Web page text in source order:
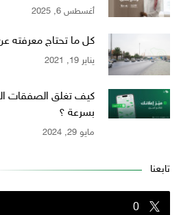
أغسطس 6, 2025
كل ما تحتاج معرفته
يناير 19, 2021
كيف تغلق الصفقات
بسرعة ؟
مايو 29, 2024
تابعنا
0